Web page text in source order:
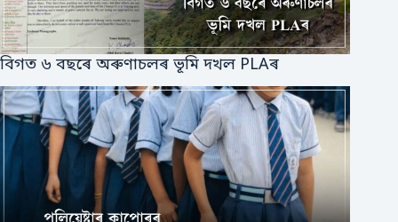
বিগত ৬ বছৰে অৰুণাচলৰ ভূমি দখল PLAৰ